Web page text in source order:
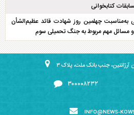
کتابخوانی
به‌مناسبت چهلمین روز شهادت قائد عظیم‌الشأن
و مسائل مهم مربوط به جنگ تحمیلی سوم
آرژانتین، جنب بانک ملت، پلاک ۳
۳۰۰۰۰۸۲۳۲
INFO@NEWS-